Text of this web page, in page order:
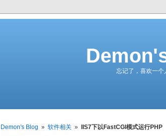
忘记了，喜欢一个
Demon's Blog » 软件相关 » IIS7下以FastCGI模式运行PHP